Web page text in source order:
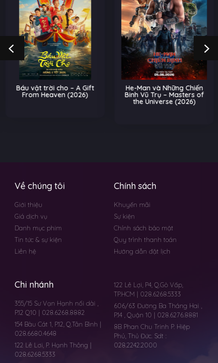
Báu vật trời cho – A Gift
From Heaven (2026)
He-Man và Những Chiến
Binh Vũ Trụ – Masters of
the Universe (2026)
Về chúng tôi
Giới thiệu
Giá dịch vụ
Danh mục phim
Tin tức & sự kiện
Liên hệ
Chính sách
Khuyến mãi
Sự kiện
Chính sách bảo mật
Quy trình thanh toán
Hướng dẫn đặt lịch
Chi nhánh
355/15 Sư Vạn Hạnh nối dài ,
P.12 Q10 | 028.6268.8882
154 Bàu Cát 1, P.12, Q.Tân Bình |
028.6680.4648
122 Lê Lơi, P. Hạnh Thông |
028.6268.5333
122 Lê Lợi, P4, Q.Gò Vấp,
TP.HCM | 028.6268.5333
606/63 Đường Ba Tháng Hai ,
P.14 , Quận 10 | 028.6276.8881
8B Phan Chu Trinh P. Hiệp
Phú, Thủ Đức. Sdt :
028.2242.2000